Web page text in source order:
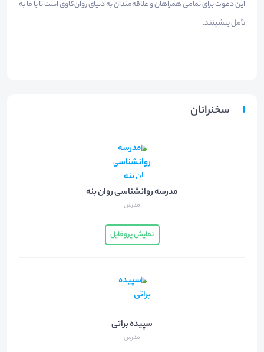
این دعوت برای تمامی همراهان و علاقه‌مندان به دنیای روان‌کاوی است تا با ما به
تأمل بنشینند.
سخنرانان
مدرسه روانشناسی روان بنه
مدرس
نمایش پروفایل
سپیده براتی
مدرس